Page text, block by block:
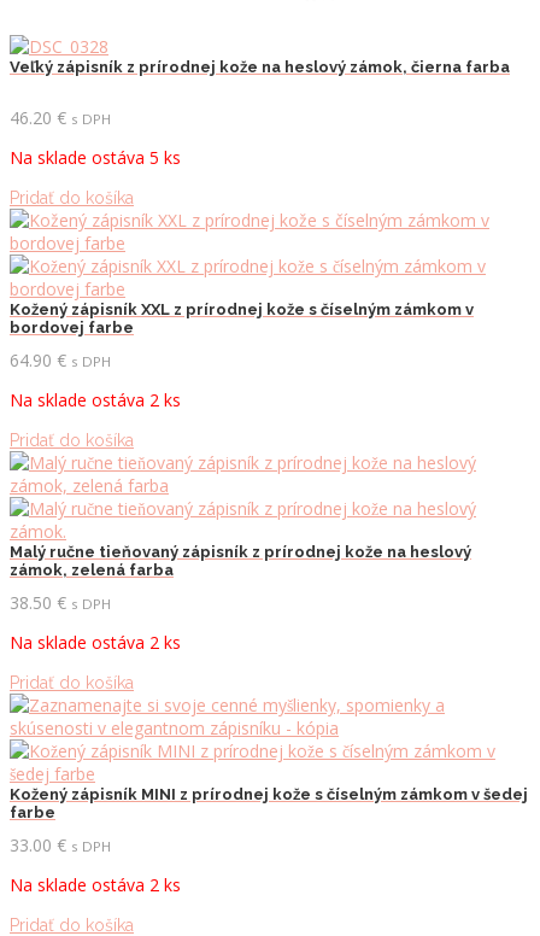
Veľký zápisník z prírodnej kože na heslový zámok, čierna farba
46.20 € s DPH
Na sklade ostáva 5 ks
Pridať do košíka
Kožený zápisník XXL z prírodnej kože s číselným zámkom v
bordovej farbe
64.90 € s DPH
Na sklade ostáva 2 ks
Pridať do košíka
Malý ručne tieňovaný zápisník z prírodnej kože na heslový
zámok, zelená farba
38.50 € s DPH
Na sklade ostáva 2 ks
Pridať do košíka
Kožený zápisník MINI z prírodnej kože s číselným zámkom v šedej
farbe
33.00 € s DPH
Na sklade ostáva 2 ks
Pridať do košíka